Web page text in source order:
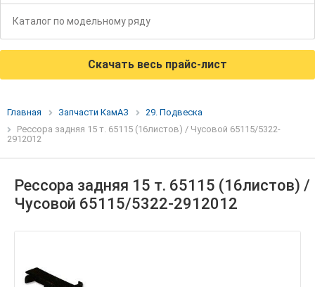
Каталог по модельному ряду
Скачать весь прайс-лист
Главная Запчасти КамАЗ
29. Подвеска
Рессора задняя 15 т. 65115 (16листов) / Чусовой 65115/5322-
2912012
Рессора задняя 15 т. 65115 (16листов) /
Чусовой 65115/5322-2912012